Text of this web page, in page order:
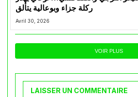
ركلة جزاء وبوعالية يتألق
Avril 30, 2026
VOIR PLUS
LAISSER UN COMMENTAIRE